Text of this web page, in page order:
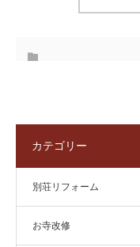
カテゴリー
別荘リフォーム
お寺改修